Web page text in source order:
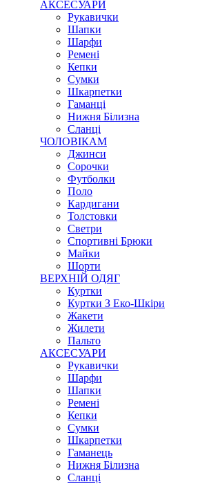
АКСЕСУАРИ
Рукавички
Шапки
Шарфи
Ремені
Кепки
Сумки
Шкарпетки
Гаманці
Нижня Білизна
Сланці
ЧОЛОВІКАМ
Джинси
Сорочки
Футболки
Поло
Кардигани
Толстовки
Светри
Спортивні Брюки
Майки
Шорти
ВЕРХНІЙ ОДЯГ
Куртки
Куртки З Еко-Шкіри
Жакети
Жилети
Пальто
АКСЕСУАРИ
Рукавички
Шарфи
Шапки
Ремені
Кепки
Сумки
Шкарпетки
Гаманець
Нижня Білизна
Сланці